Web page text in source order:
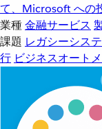
て、Microsoft への
業種金融サービス
課題 レガシーシス
行 ビジネスオート